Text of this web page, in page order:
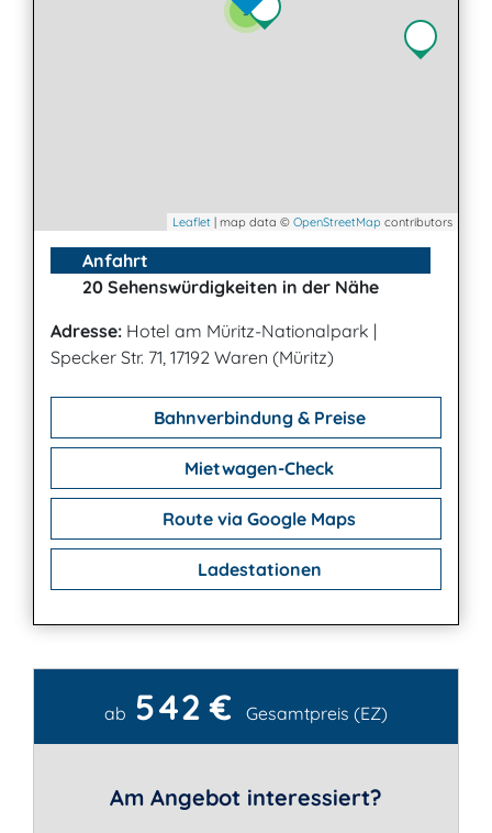
3
Leaflet | map data © OpenStreetMap contributors
Anfahrt
20 Sehenswürdigkeiten in der Nähe
Adresse: Hotel am Müritz-Nationalpark |
Specker Str. 71, 17192 Waren (Müritz)
Bahnverbindung & Preise
Mietwagen-Check
Route via Google Maps
Ladestationen
Kontakt
ab 542 € Gesamtpreis (EZ)
Am Angebot interessiert?